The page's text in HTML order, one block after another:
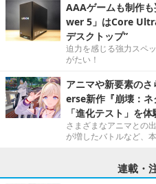
AAAゲームも制作
wer 5」はCore
デスクトップ”
迫力を感じる強力スペ
がたい！
アニマや新要素の
erse新作『崩壊：
「進化テスト」を体
さまざまなアニマとの
が増したバトルなど、
連載・